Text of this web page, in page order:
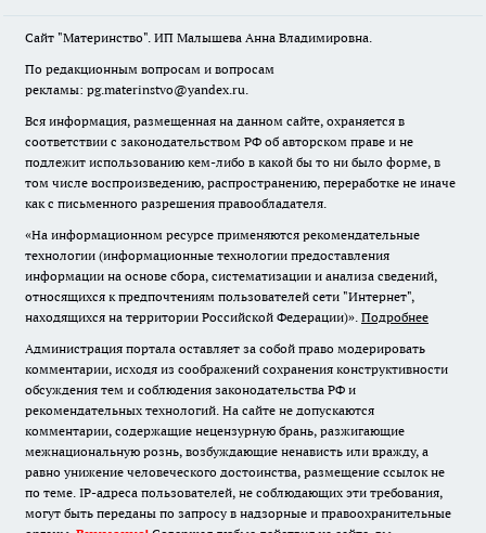
Сайт "Материнство". ИП Малышева Анна Владимировна.
По редакционным вопросам и вопросам
рекламы: pg.materinstvo@yandex.ru.
Вся информация, размещенная на данном сайте, охраняется в
соответствии с законодательством РФ об авторском праве и не
подлежит использованию кем-либо в какой бы то ни было форме, в
том числе воспроизведению, распространению, переработке не иначе
как с письменного разрешения правообладателя.
«На информационном ресурсе применяются рекомендательные
технологии (информационные технологии предоставления
информации на основе сбора, систематизации и анализа сведений,
относящихся к предпочтениям пользователей сети "Интернет",
находящихся на территории Российской Федерации)». Подробнее
Администрация портала оставляет за собой право модерировать
комментарии, исходя из соображений сохранения конструктивности
обсуждения тем и соблюдения законодательства РФ и
рекомендательных технологий. На сайте не допускаются
комментарии, содержащие нецензурную брань, разжигающие
межнациональную рознь, возбуждающие ненависть или вражду, а
равно унижение человеческого достоинства, размещение ссылок не
по теме. IP-адреса пользователей, не соблюдающих эти требования,
могут быть переданы по запросу в надзорные и правоохранительные